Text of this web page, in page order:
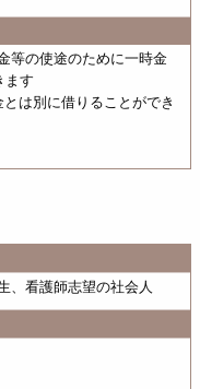
等の使途のために一時金
ます
は別に借りることができ
、看護師志望の社会人